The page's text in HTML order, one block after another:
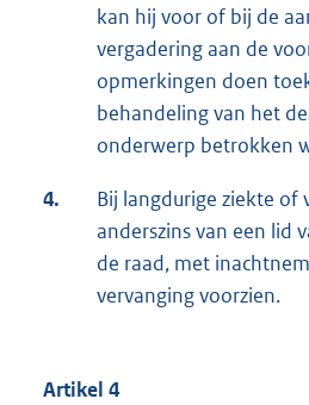
kan hij voor of bij de
vergadering aan de
opmerkingen doen
behandeling van het
onderwerp betrokken
4.
Bij langdurige ziekte of
anderszins van een lid
de raad, met
vervanging voorzien.
Artikel 4